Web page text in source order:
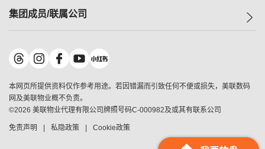
租房
按揭计算机
负担能力计算机
转按计算机
缴款方式
历史成交
小区成交排行榜
地区百科
小区专页
美联精英会
美善会
地产经纪人管理协会
申报已递交的购楼开盘
集团成员/联属公司
美联物业
鋑联控股*
美联工商铺*
美联中国
美联澳门
美联金融集团
本网页所提供资料仅作参考用途。若因错漏而引致任何不便或损失，美联数码
网及美联物业概不负责。
©2026 美联物业代理有限公司牌照号码C-000982及或其有联系公司
免责声明 私隐政策 Cookie政策